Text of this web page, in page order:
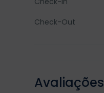
Check-Out
Avaliações